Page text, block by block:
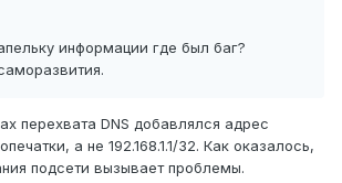
информации где был баг?
перехвата DNS добавлялся адрес
а не 192.168.1.1/32. Как оказалось,
подсети вызывает проблемы.